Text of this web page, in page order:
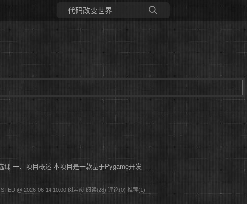
所有博客
一、项目概述 本项目是一款基于Pygame开发
@ 2026-06-14 10:00 闵岩竣 阅读(28) 评论(0) 推荐(1)